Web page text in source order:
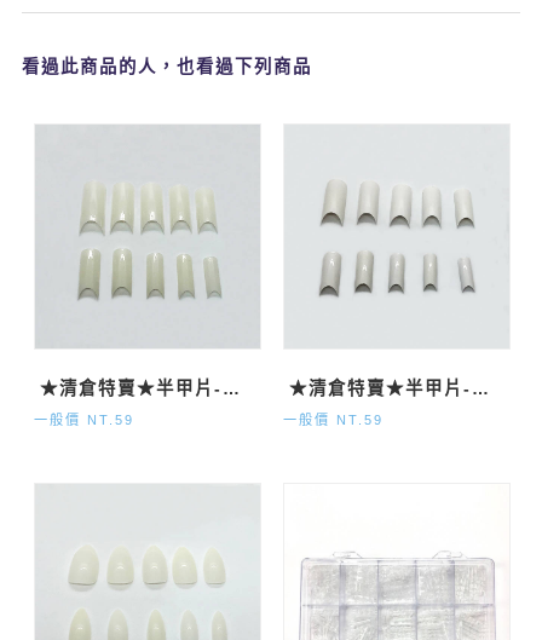
看過此商品的人，也看過下列商品
★清倉特賣★半甲片-自然500P
一般價 NT.59
★清倉特賣★半甲片-法式500P
一般價 NT.59